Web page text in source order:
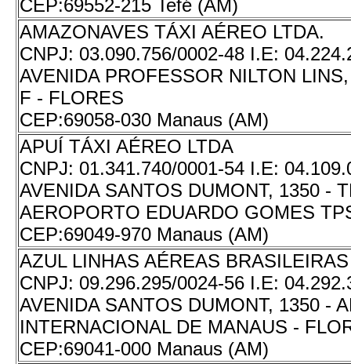
CEP:69552-215 Tefé (AM)
AMAZONAVES TÁXI AÉREO LTDA.
CNPJ: 03.090.756/0002-48 I.E:
AVENIDA PROFESSOR NILTON
F - FLORES
CEP:69058-030 Manaus (AM)
APUÍ TÁXI AÉREO LTDA
CNPJ: 01.341.740/0001-54 I.E:
AVENIDA SANTOS DUMONT, 1350 -
AEROPORTO EDUARDO GOMES
CEP:69049-970 Manaus (AM)
AZUL LINHAS AÉREAS
CNPJ: 09.296.295/0024-56 I.E:
AVENIDA SANTOS DUMONT, 1350 -
INTERNACIONAL DE MANAUS -
CEP:69041-000 Manaus (AM)